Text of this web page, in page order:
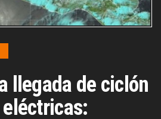
llegada de ciclón